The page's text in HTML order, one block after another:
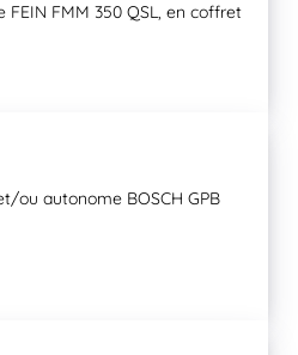
FMM 350 QSL, en coffret
ou autonome BOSCH GPB